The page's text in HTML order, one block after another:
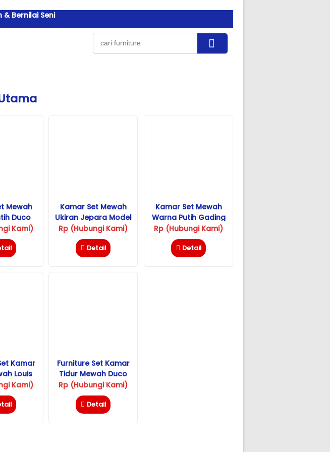
Bernilai Seni
Mewah
Duco
Kami)
Kamar Set Mewah
Ukiran Jepara Model
Terbaru
Rp (Hubungi Kami)
Detail
Kamar Set Mewah
Warna Putih Gading
Esmeralda
Rp (Hubungi Kami)
Detail
Kamar
Louis
Kami)
Furniture Set Kamar
Tidur Mewah Duco
Putih Klasik
Rp (Hubungi Kami)
Detail